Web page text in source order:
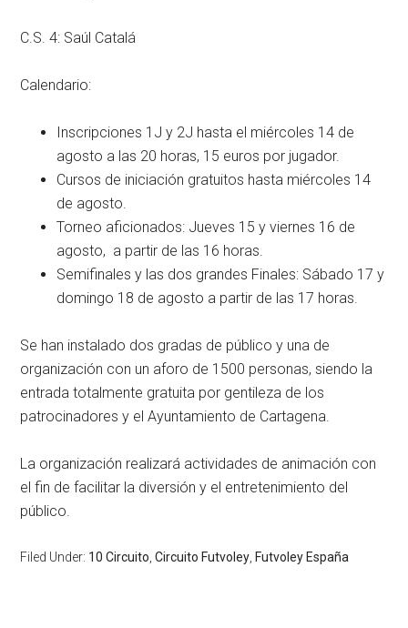
C.S. 4: Saúl Catalá
Calendario:
Inscripciones 1J y 2J hasta el miércoles 14 de
agosto a las 20 horas, 15 euros por jugador.
Cursos de iniciación gratuitos hasta miércoles 14
de agosto.
Torneo aficionados: Jueves 15 y viernes 16 de
agosto, a partir de las 16 horas.
Semifinales y las dos grandes Finales: Sábado 17 y
domingo 18 de agosto a partir de las 17 horas.
Se han instalado dos gradas de público y una de
organización con un aforo de 1500 personas, siendo la
entrada totalmente gratuita por gentileza de los
patrocinadores y el Ayuntamiento de Cartagena.
La organización realizará actividades de animación con
el fin de facilitar la diversión y el entretenimiento del
público.
Filed Under: 10 Circuito ,Circuito Futvoley Futvoley España